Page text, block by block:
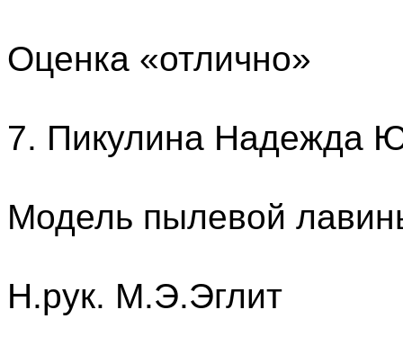
Оценка «отлично»
7. Пикулина Надежда
Модель пылевой
Н.рук. М.Э.Эглит